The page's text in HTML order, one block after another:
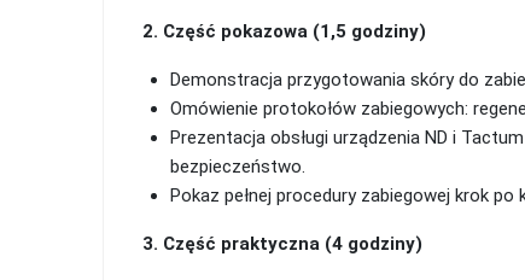
2. Część pokazowa (1,5 godziny)
Demonstracja przygotowania skóry do
Omówienie protokołów zabiegowych:
Prezentacja obsługi urządzenia ND i
bezpieczeństwo.
Pokaz pełnej procedury zabiegowej krok po
3. Część praktyczna (4 godziny)